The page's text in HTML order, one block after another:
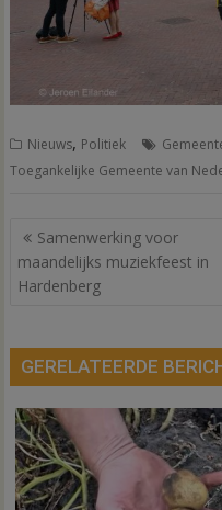
Nieuws, Politiek
Toegankelijke Gemeente van
Bericht
navigatie
Samenwerking voor
maandelijks muziekfeest in
Hardenberg
GERELATEERDE